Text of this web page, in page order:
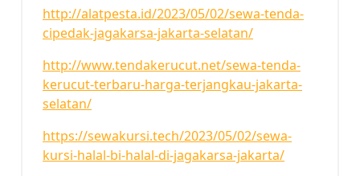
http://alatpesta.id/2023/05/02/sewa-tenda-
cipedak-jagakarsa-jakarta-selatan/
http://www.tendakerucut.net/sewa-tenda-
kerucut-terbaru-harga-terjangkau-jakarta-
selatan/
https://sewakursi.tech/2023/05/02/sewa-
kursi-halal-bi-halal-di-jagakarsa-jakarta/